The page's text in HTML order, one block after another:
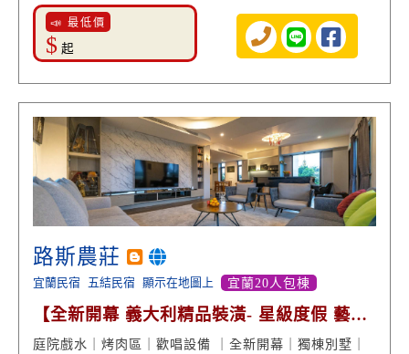
📣 最低價
$ 起
路斯農莊
宜蘭民宿 五結民宿 顯示在地圖上 宜蘭20人包棟
【全新開幕 義大利精品裝潢- 星級度假 藝術
品味】
庭院戲水｜烤肉區｜歡唱設備 ｜全新開幕｜獨棟別墅｜